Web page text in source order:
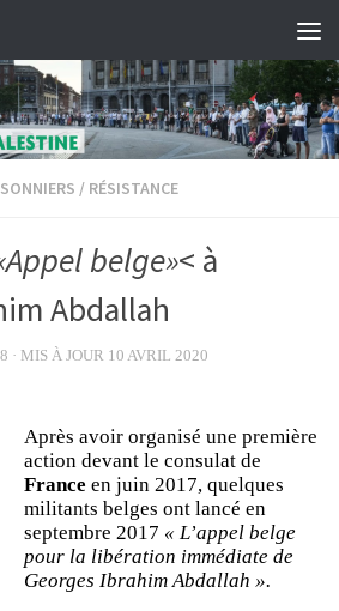
/ RÉSISTANCE
belge»< à
Abdallah
· MIS À JOUR 10 AVRIL 2020
Après avoir organisé une première
action devant le consulat de
France en juin 2017, quelques
militants belges ont lancé en
septembre 2017 « L’appel belge
pour la libération immédiate de
Georges Ibrahim Abdallah ».